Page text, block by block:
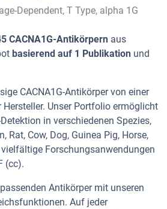
Dependent, T Type, alpha 1G
CACNA1G-Antikörpern aus
basierend auf 1 Publikation und
CACNA1G-Antikörper von einer
Unser Portfolio ermöglicht
in verschiedenen Spezies,
Rat, Cow, Dog, Guinea Pig, Horse,
Forschungsanwendungen
(cc).
Antikörper mit unseren
Auf jeder